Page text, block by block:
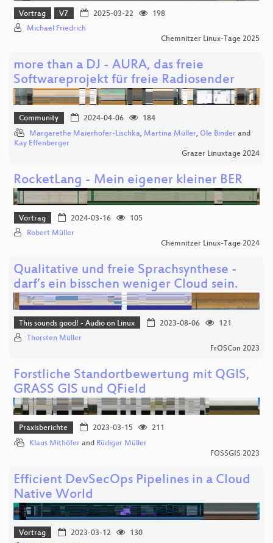
Vortrag V7 2025-03-22
198
Michael Friedrich
Chemnitzer Linux-Tage 2025
more than a DJ - AURA, das freie
Softwareprojekt für freie Radiosender
Community 2024-04-06
184
Margarethe Maierhofer-Lischka, Martina Müller, Ole Binder and
Kay Effenberger
Grazer Linuxtage 2024
RocketLang - Mein eigener kleiner BER
Vortrag 2024-03-16
105
Robert Müller
Chemnitzer Linux-Tage 2024
Qualitative und freie Sprachsynthese -
darf’s ein bisschen weniger Cloud sein.
This sounds good! - Audio on Linux 2023-08-06
121
Thorsten Müller
FrOSCon 2023
Forstliche Standortbewertung mit QGIS,
GRASS GIS und QField
Praxisberichte 2023-03-15
211
Klaus Mithöfer and Rüdiger Müller
FOSSGIS 2023
Efficient DevSecOps Pipelines in a Cloud
Native World
Vortrag 2023-03-12
130